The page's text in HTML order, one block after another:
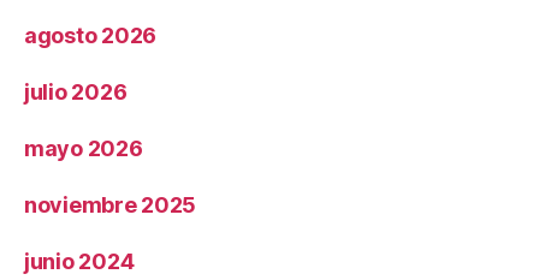
agosto 2026
julio 2026
mayo 2026
noviembre 2025
junio 2024